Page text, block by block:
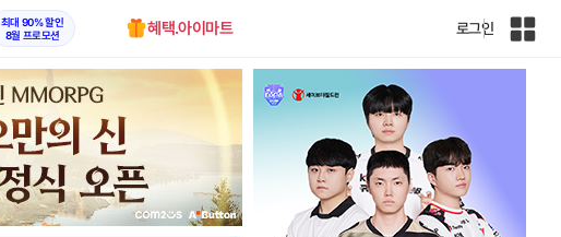
최대 90% 할인
8월 프로모션
혜택.아이마트 로그인
인